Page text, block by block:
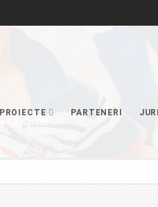
PROIECTE PARTENERI